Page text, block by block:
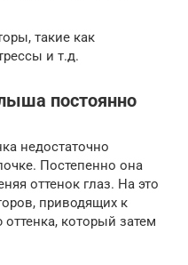
такие как
и т.д.
постоянно
недостаточно
Постепенно она
оттенок глаз. На это
приводящих к
который затем